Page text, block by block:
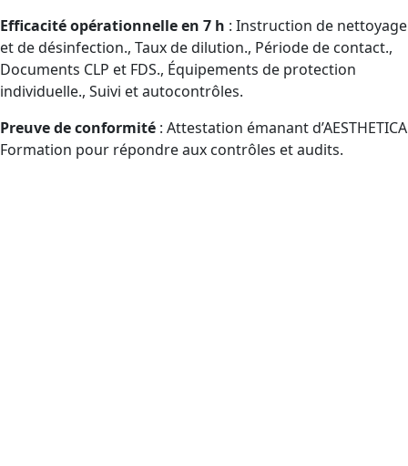
Efficacité opérationnelle en 7 h : Instruction de nettoyage
et de désinfection., Taux de dilution., Période de contact.,
Documents CLP et FDS., Équipements de protection
individuelle., Suivi et autocontrôles.
Preuve de conformité : Attestation émanant d’AESTHETICA
Formation pour répondre aux contrôles et audits.